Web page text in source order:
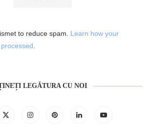
to reduce spam. Learn how your
LEGĂTURA CU NOI